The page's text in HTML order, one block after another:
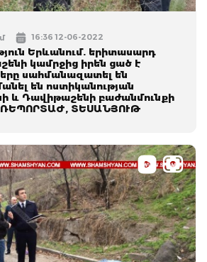
16:36 12-06-2022
Երևանում. երիտասարդ
կամրջից իրեն ցած է
սահմանազատել են
են ոստիկանության
և Դավիթաշենի բաժանմունքի
ՏԵՍԱՆՅՈՒԹ